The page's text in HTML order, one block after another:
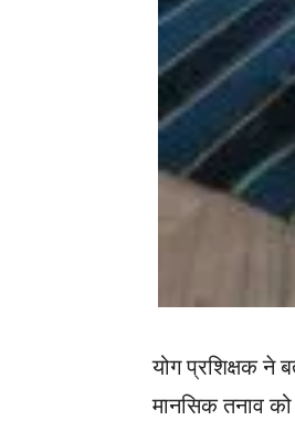
योग प्रशिक्षक ने
मानसिक तनाव को